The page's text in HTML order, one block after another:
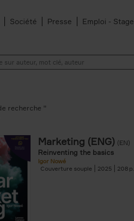
Société Presse Emploi - Stage
filter
recherche ''
Marketing (ENG) (EN)
Reinventing the basics
Igor Nowé
Couverture souple
2025 208